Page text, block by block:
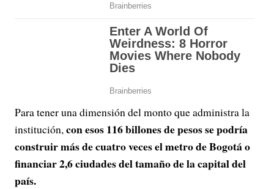
Para tener una dimensión del monto que administra la
institución,con esos 116 billones de pesos se podría
construir más de cuatro veces el metro de Bogotá o
financiar 2,6 ciudades del tamaño de la capital del
país.